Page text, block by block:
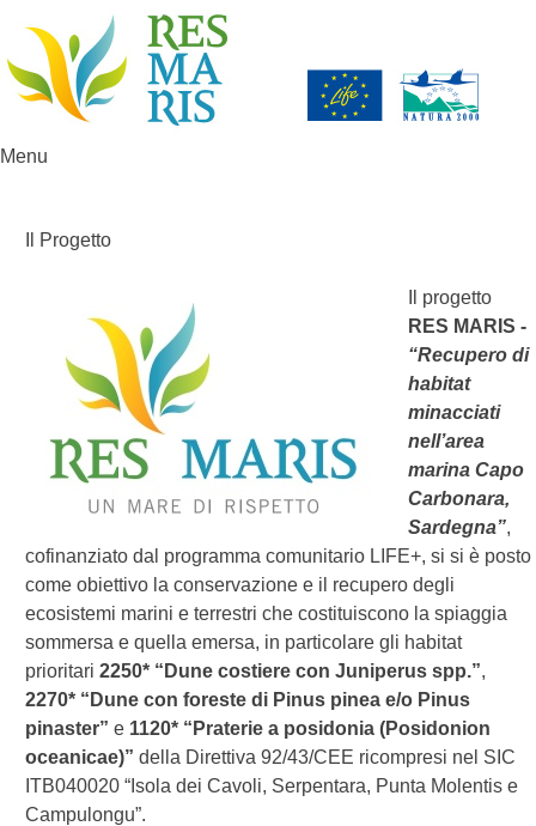
Menu
Il Progetto
Il progetto
RES MARIS -
“Recupero di
habitat
minacciati
nell’area
marina Capo
Carbonara,
Sardegna”,
cofinanziato dal programma comunitario LIFE+, si si è posto
come obiettivo la conservazione e il recupero degli
ecosistemi marini e terrestri che costituiscono la spiaggia
sommersa e quella emersa, in particolare gli habitat
prioritari2250* “Dune costiere con Juniperus spp.”,
2270* “Dune con foreste di Pinus pinea e/o Pinus
pinaster” e 1120* “Praterie a posidonia (Posidonion
oceanicae)” della Direttiva 92/43/CEE ricompresi nel SIC
ITB040020 “Isola dei Cavoli, Serpentara, Punta Molentis e
Campulongu”.